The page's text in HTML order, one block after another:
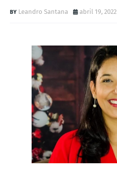
Leandro Santana abril 19, 2022